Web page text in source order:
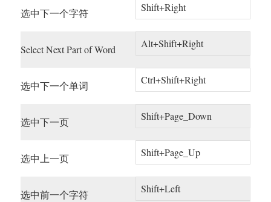
选中下一个字符 Shift+Right
Select Next Part of Word Alt+Shift+Right
选中下一个单词 Ctrl+Shift+Right
选中下一页 Shift+Page_Down
选中上一页 Shift+Page_Up
选中前一个字符 Shift+Left